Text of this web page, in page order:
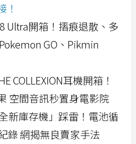
！
Ultra開箱！摺痕退散、多
GO、Pikmin
COLLEXION耳機開箱！
空間音訊秒置身電影院
新庫存機」踩雷！電池循
錄 網揭無良賣家手法